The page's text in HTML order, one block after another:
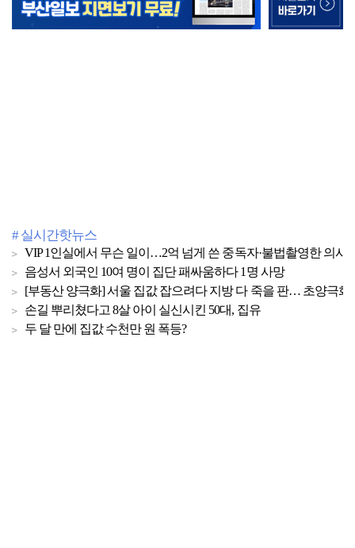
# 실시간핫뉴스
VIP 1인실에서 무슨 일이…2억 넘게 쓴 중독자·불법촬영한 의사
음성서 외국인 10여 명이 집단 패싸움하다 1명 사망
[부동산 양극화] 서울 집값 잡으려다 지방 다 죽을 판… 초양극화
손길 뿌리쳤다고 8살 아이 실신시킨 50대, 집유
두 달 만에 집값 수천만 원 폭등?